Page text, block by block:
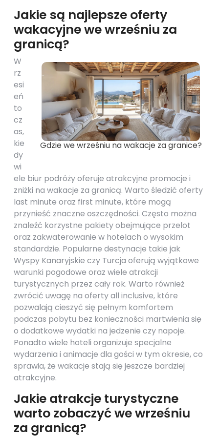
Jakie są najlepsze oferty
wakacyjne we wrześniu za
granicą?
Gdzie we wrześniu na wakacje za granice?
W
rz
esi
eń
to
cz
as,
kie
dy
wi
ele biur podróży oferuje atrakcyjne promocje i
zniżki na wakacje za granicą. Warto śledzić oferty
last minute oraz first minute, które mogą
przynieść znaczne oszczędności. Często można
znaleźć korzystne pakiety obejmujące przelot
oraz zakwaterowanie w hotelach o wysokim
standardzie. Popularne destynacje takie jak
Wyspy Kanaryjskie czy Turcja oferują wyjątkowe
warunki pogodowe oraz wiele atrakcji
turystycznych przez cały rok. Warto również
zwrócić uwagę na oferty all inclusive, które
pozwalają cieszyć się pełnym komfortem
podczas pobytu bez konieczności martwienia się
o dodatkowe wydatki na jedzenie czy napoje.
Ponadto wiele hoteli organizuje specjalne
wydarzenia i animacje dla gości w tym okresie, co
sprawia, że wakacje stają się jeszcze bardziej
atrakcyjne.
Jakie atrakcje turystyczne
warto zobaczyć we wrześniu
za granicą?